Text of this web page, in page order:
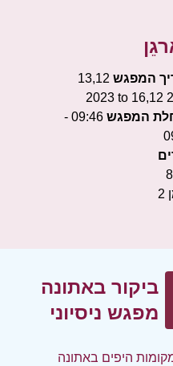
המפגש 13,12
2023 to
המפגש
09:46 -
8
2
ביקור באתונה
מפגש ניסיוני
היפים באתונה